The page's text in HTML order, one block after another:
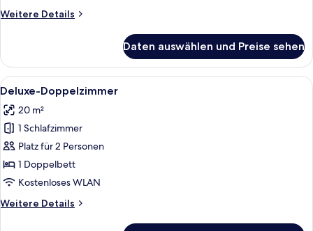
Weitere Details
Weitere
Zimmer
Daten auswählen und Preise sehen
Alle
Fotos
für
Deluxe-
Doppelzimmer
anzeigen
Ein Hotelzimmer mit einem großen
10
Deluxe-Doppelzimmer
20 m²
1 Schlafzimmer
Platz für 2 Personen
1 Doppelbett
Kostenloses WLAN
Weitere Details
Weitere